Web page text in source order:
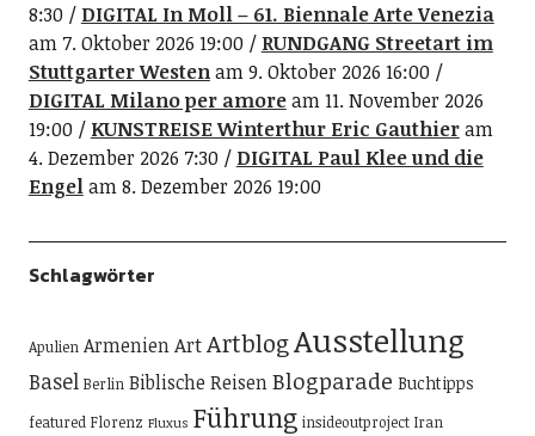
8:30
DIGITAL In Moll – 61. Biennale Arte Venezia
am 7. Oktober 2026 19:00
RUNDGANG Streetart im
Stuttgarter Westenam 9. Oktober 2026 16:00
DIGITAL Milano per amoream 11. November 2026
19:00
KUNSTREISE Winterthur Eric Gauthieram
4. Dezember 2026 7:30
DIGITAL Paul Klee und die
Engelam 8. Dezember 2026 19:00
Schlagwörter
Apulien ArmenienArtArtblogAusstellung
Basel Berlin Biblische ReisenBlogparade Buchtipps
featured Florenz Fluxus Führung insideoutproject Iran